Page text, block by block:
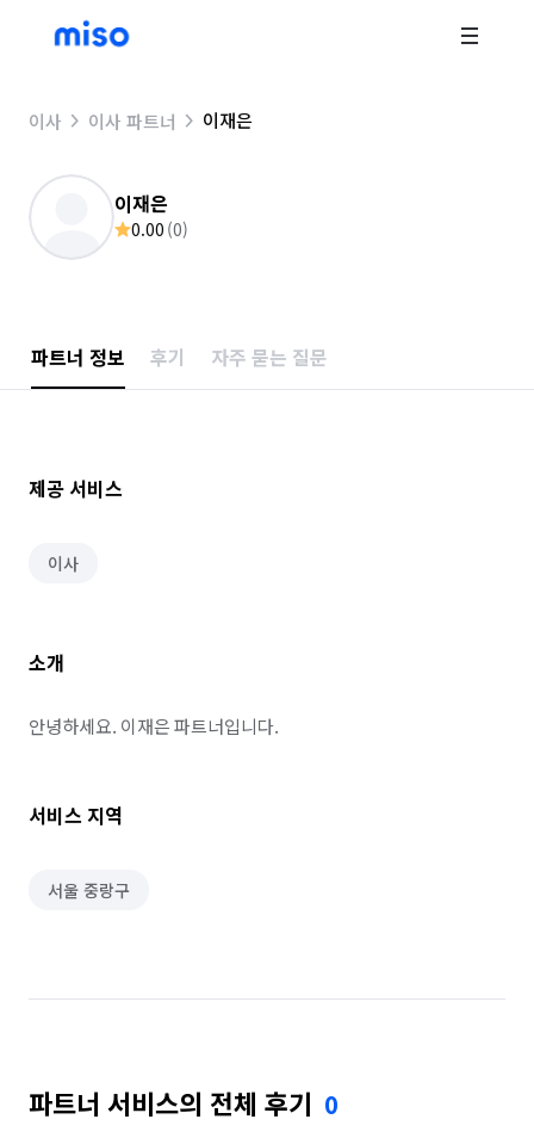
이사 이사 파트너 이재은
이재은
0.00 (0)
파트너 정보 후기 자주 묻는 질문
제공 서비스
이사
소개
안녕하세요. 이재은 파트너입니다.
서비스 지역
서울 중랑구
파트너 서비스의 전체 후기 0